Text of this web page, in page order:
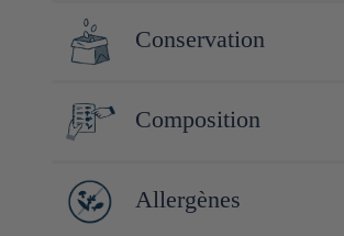
Fondée en 1736 Yawataya Isogoro est
Conservation
Conserver à l'abri de la lumière, de la
Composition
Sésame assaisonné (sésame blanc,
oligosaccharides) (Japon), prune séchée
Allergènes